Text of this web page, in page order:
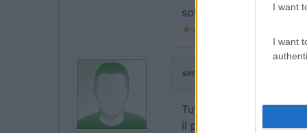
I want
I want
solo in contanti alla
simonissimo
Tutto come segnalato.
il prezzo: euro 24 per